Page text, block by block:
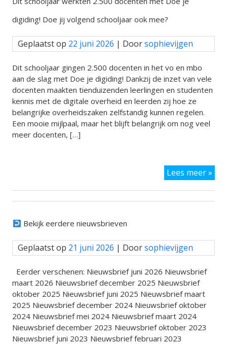
in
digiding! Doe jij volgend schooljaar ook mee?
Geplaatst op 22 juni 2026 | Doorsophievijgen
Dit schooljaar gingen 2.500 docenten in het vo en mbo
aan de slag met Doe je digiding! Dankzij de inzet van vele
docenten maakten tienduizenden leerlingen en studenten
kennis met de digitale overheid en leerden zij hoe ze
belangrijke overheidszaken zelfstandig kunnen regelen.
Een mooie mijlpaal, maar het blijft belangrijk om nog veel
meer docenten, […]
Lees meer »Dit
je
Doe
Bekijk eerdere nieuwsbrieven
Geplaatst op 21 juni 2026 | Doorsophievijgen
Eerder verschenen: Nieuwsbrief juni 2026 Nieuwsbrief
maart 2026 Nieuwsbrief december 2025 Nieuwsbrief
oktober 2025 Nieuwsbrief juni 2025 Nieuwsbrief maart
2025 Nieuwsbrief december 2024 Nieuwsbrief oktober
2024 Nieuwsbrief mei 2024 Nieuwsbrief maart 2024
Nieuwsbrief december 2023 Nieuwsbrief oktober 2023
Nieuwsbrief juni 2023 Nieuwsbrief februari 2023